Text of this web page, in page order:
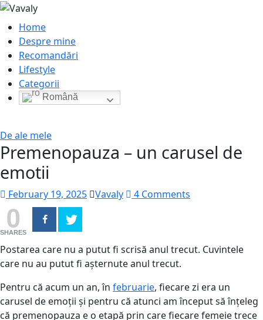
Home
Despre mine
Recomandări
Lifestyle
Categorii
Română
De ale mele
Premenopauza – un carusel de
emotii
February 19, 2025 Vavaly 4 Comments
0
SHARES
Postarea care nu a putut fi scrisă anul trecut. Cuvintele
care nu au putut fi așternute anul trecut.
Pentru că acum un an, în februarie, fiecare zi era un
carusel de emoții și pentru că atunci am început să înțeleg
că premenopauza e o etapă prin care fiecare femeie trece